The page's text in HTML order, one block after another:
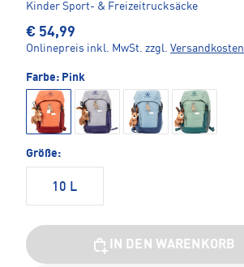
Kinder Sport- & Freizeitrucksäcke
€ 54,99
Onlinepreis inkl. MwSt. zzgl. Versandkosten
Farbe: Pink
Größe:
10 L
IN DEN WARENKORB